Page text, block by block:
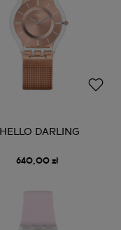
HELLO DARLING
640,00 zł